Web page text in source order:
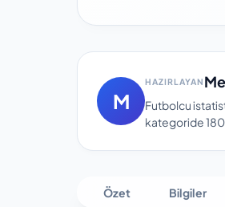
M
HAZIRLAYAN
Futbolcu
kategoride
Özet Bilgiler